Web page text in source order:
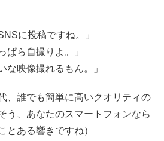
に投稿ですね。」
ぱら自撮りよ。」
な映像撮れるもん。」
、誰でも簡単に高いクオリティの
う、あなたのスマートフォンなら
とある響きですね）